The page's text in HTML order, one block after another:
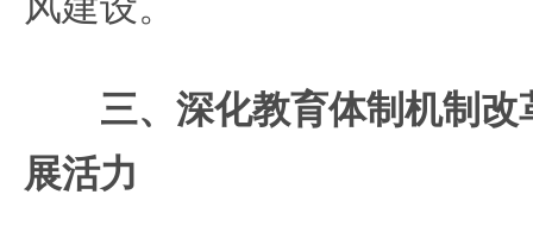
三、深化教育体制机制
展活力